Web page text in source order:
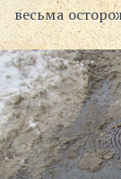
весьма